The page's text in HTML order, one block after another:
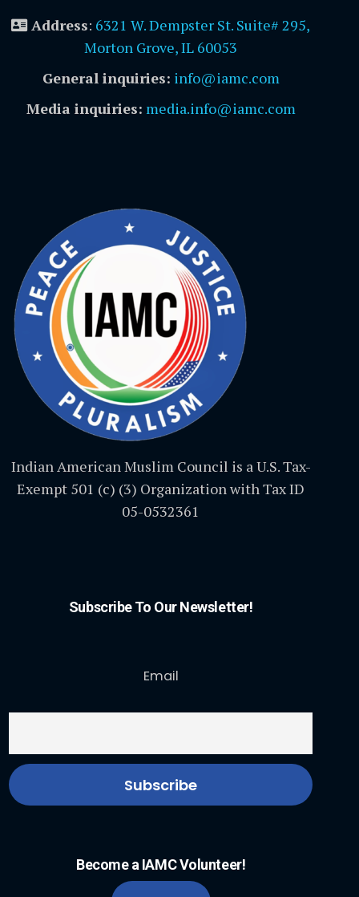
Address: 6321 W. Dempster St. Suite# 295,
Morton Grove, IL 60053
General inquiries: info@iamc.com
Media inquiries: media.info@iamc.com
Indian American Muslim Council is a U.S. Tax-
Exempt 501 (c) (3) Organization with Tax ID
05-0532361
Subscribe To Our Newsletter!
Email
Become a IAMC Volunteer!